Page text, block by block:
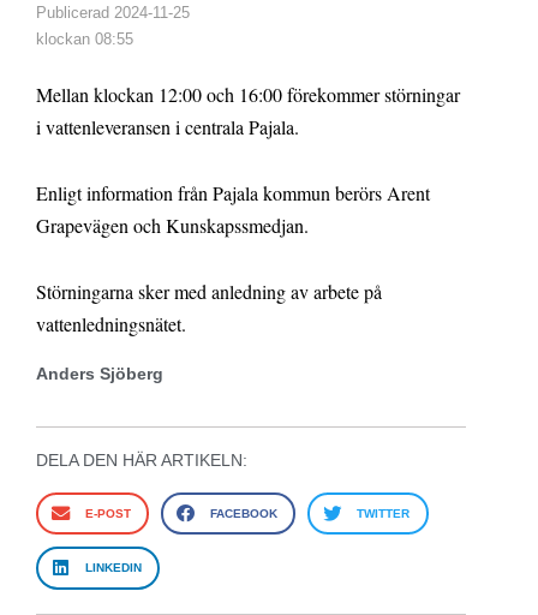
Publicerad 2024-11-25
klockan 08:55
Mellan klockan 12:00 och 16:00 förekommer störningar
i vattenleveransen i centrala Pajala.
Enligt information från Pajala kommun berörs Arent
Grapevägen och Kunskapssmedjan.
Störningarna sker med anledning av arbete på
vattenledningsnätet.
Anders Sjöberg
DELA DEN HÄR ARTIKELN:
E-POST FACEBOOK TWITTER
LINKEDIN